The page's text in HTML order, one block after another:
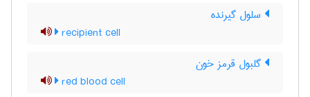
سلول گیرنده
recipient cell
گلبول قرمز خون
red blood cell